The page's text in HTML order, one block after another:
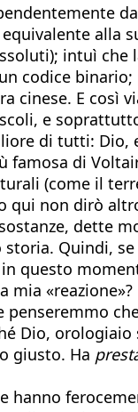
alla
intuì
codice
cinese. E così
e
di tutti: Dio,
famosa di
(come il
non dirò
dette
Quindi,
questo
Dio,
giusto. Ha
hanno